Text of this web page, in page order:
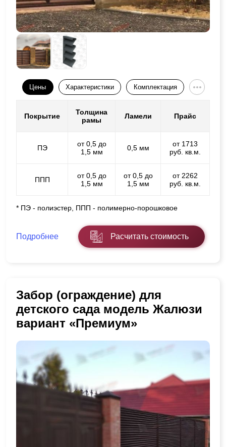
Цены Характеристики Комплектация
Покрытие
Толщина
рамы
Ламели Прайс
ПЭ
от 0,5 до
1,5 мм
0,5 мм
от 1713
руб. кв.м.
ППП
от 0,5 до
1,5 мм
от 0,5 до
1,5 мм
от 2262
руб. кв.м.
* ПЭ - полиэстер, ППП - полимерно-порошковое
Подробнее Расчитать стоимость
Забор (ограждение) для
детского сада модель Жалюзи
вариант «Премиум»